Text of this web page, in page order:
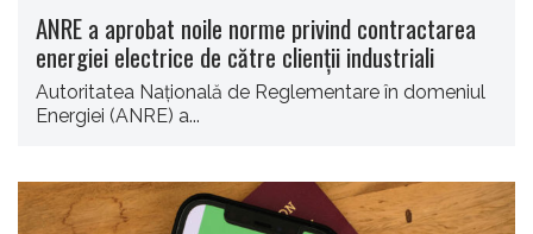
ANRE a aprobat noile norme privind contractarea
energiei electrice de către clienţii industriali
Autoritatea Naţională de Reglementare în domeniul
Energiei (ANRE) a...